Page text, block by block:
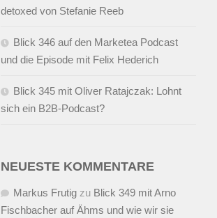
detoxed von Stefanie Reeb
Blick 346 auf den Marketea Podcast
und die Episode mit Felix Hederich
Blick 345 mit Oliver Ratajczak: Lohnt
sich ein B2B-Podcast?
NEUESTE KOMMENTARE
Markus Frutig zu Blick 349 mit Arno
Fischbacher auf Ähms und wie wir sie